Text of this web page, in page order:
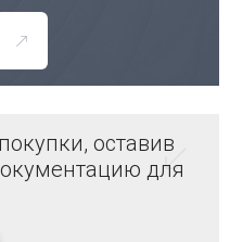
оставив
для